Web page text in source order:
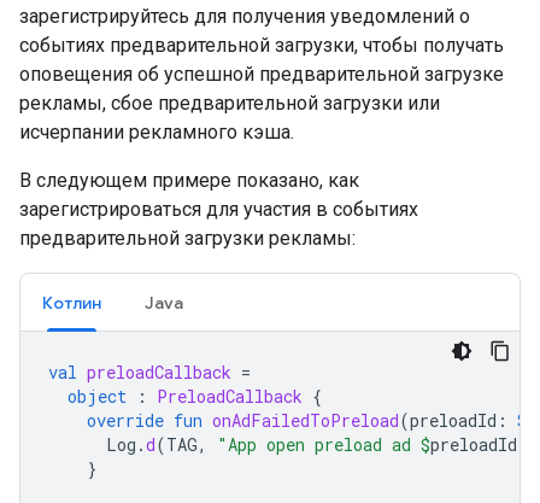
зарегистрируйтесь для получения уведомлений о
событиях предварительной загрузки, чтобы получать
оповещения об успешной предварительной загрузке
рекламы, сбое предварительной загрузки или
исчерпании рекламного кэша.
В следующем примере показано, как
зарегистрироваться для участия в событиях
предварительной загрузки рекламы:
Котлин Java
val preloadCallback =
object
: PreloadCallback {
override fun onAdFailedToPreload(preloadId :
Log .d(TAG, "App open preload ad $preloadId
}